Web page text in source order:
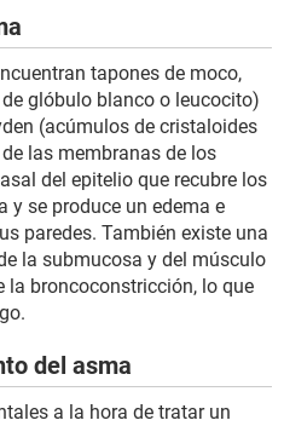
tapones de moco,
glóbulo blanco o leucocito)
(acúmulos de cristaloides
las membranas de los
del epitelio que recubre los
y se produce un edema e
paredes. También existe una
la submucosa y del músculo
la broncoconstricción, lo que
del asma
a la hora de tratar un